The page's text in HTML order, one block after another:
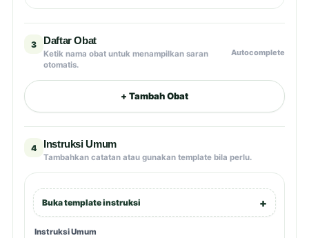
3 Daftar Obat
Ketik nama obat untuk menampilkan saran
otomatis.
Autocomplete
+ Tambah Obat
4 Instruksi Umum
Tambahkan catatan atau gunakan template bila perlu.
Buka template instruksi
Instruksi Umum